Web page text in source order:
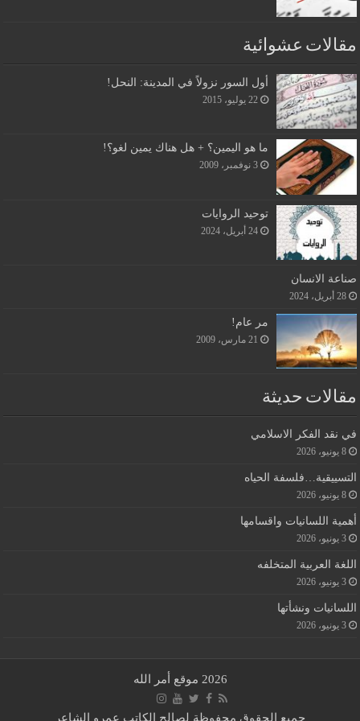
مقالات عشوائية
أول السور نزولاً في المدينة: النحل!
22 يوليو، 2015
ما هو اليمين؟ + هل هناك يمين لغو؟!
3 نوفمبر، 2009
توحيد الروايات
24 أبريل، 2024
صناعة الانسان
28 أبريل، 2024
مر عام!
21 مارس، 2009
مقالات حديثة
في نقد الفكر الاسلامي
8 يونيو، 2026
التسييقية…فلسفة الحياه
8 يونيو، 2026
أهمية اللسانيات واقسامها
3 يونيو، 2026
اللغة العربية المتخلفه
3 يونيو، 2026
اللسانيات ونشأتها
3 يونيو، 2026
2026 موقع أمر الله
جميع الحقوق محفوظة لصالح الكاتب عمرو الشاعر